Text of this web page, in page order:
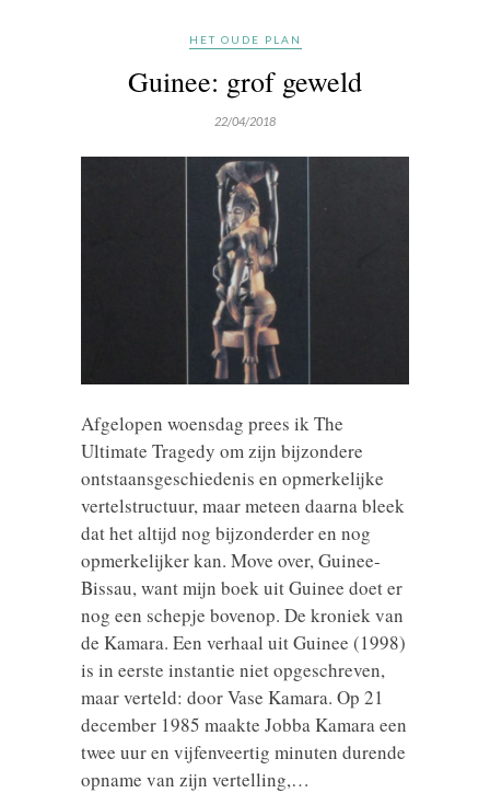
HET OUDE PLAN
Guinee: grof geweld
22/04/2018
Afgelopen woensdag prees ik The
Ultimate Tragedy om zijn bijzondere
ontstaansgeschiedenis en opmerkelijke
vertelstructuur, maar meteen daarna bleek
dat het altijd nog bijzonderder en nog
opmerkelijker kan. Move over, Guinee-
Bissau, want mijn boek uit Guinee doet er
nog een schepje bovenop. De kroniek van
de Kamara. Een verhaal uit Guinee (1998)
is in eerste instantie niet opgeschreven,
maar verteld: door Vase Kamara. Op 21
december 1985 maakte Jobba Kamara een
twee uur en vijfenveertig minuten durende
opname van zijn vertelling,…